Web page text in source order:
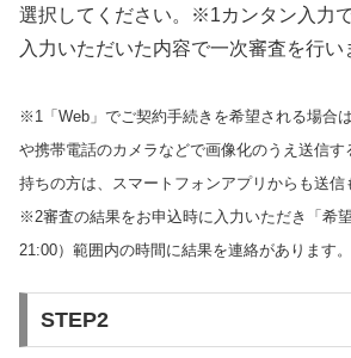
選択してください。※1カンタン入力
入力いただいた内容で一次審査を行
※1「Web」でご契約手続きを希望される場合
や携帯電話のカメラなどで画像化のうえ送信す
持ちの方は、スマートフォンアプリからも送信
※2審査の結果をお申込時に入力いただき「希
21:00）範囲内の時間に結果を連絡があります。
STEP2